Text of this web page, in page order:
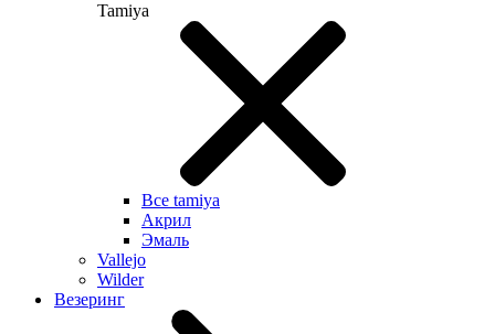
Tamiya
Все tamiya
Акрил
Эмаль
Vallejo
Wilder
Везеринг